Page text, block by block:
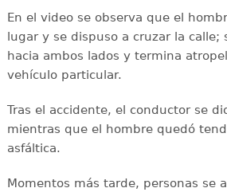
En el video se observa que el
lugar y se dispuso a cruzar la
hacia ambos lados y termina
vehículo particular.
Tras el accidente, el conductor se
mientras que el hombre quedó
asfáltica.
Momentos más tarde, personas se